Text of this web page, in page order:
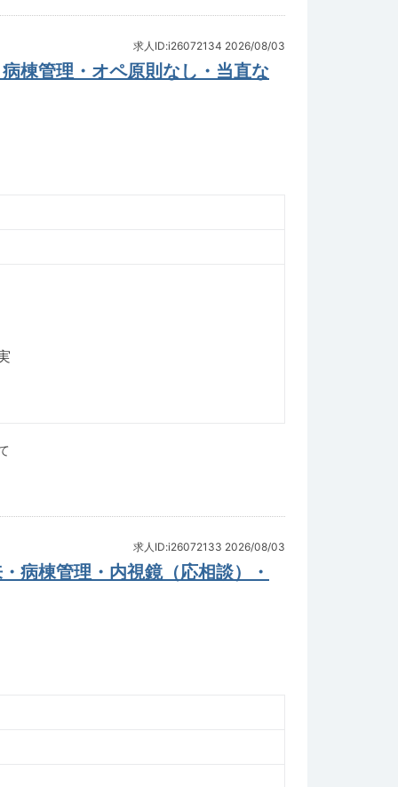
求人ID:i26072134 2026/08/03
棟管理・オペ原則なし・当直な
求人ID:i26072133 2026/08/03
病棟管理・内視鏡（応相談）・